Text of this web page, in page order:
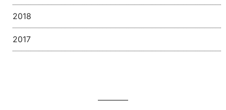
2018
2017